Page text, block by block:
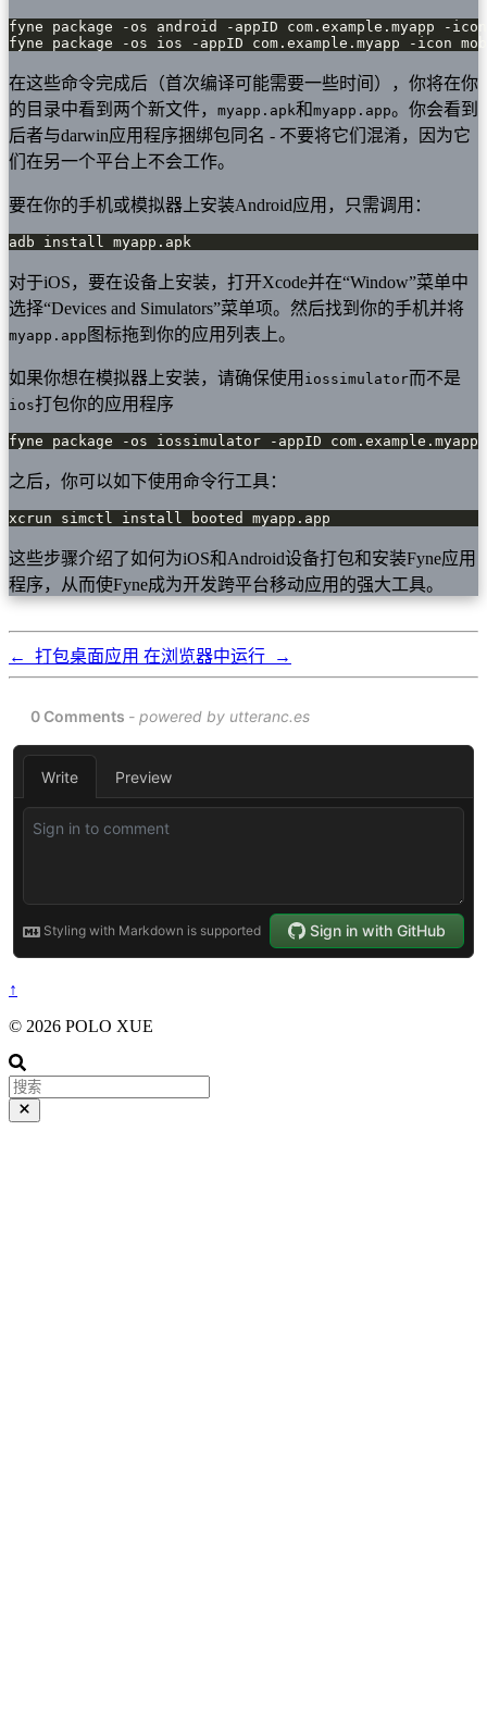
fyne package -os ios -appID com.example.myapp -icon
在这些命令完成后（首次编译可能需要一些时间），你将在你
的目录中看到两个新文件， myapp.apk和myapp.app。你会看到
后者与darwin应用程序捆绑包同名 - 不要将它们混淆，因为它
们在另一个平台上不会工作。
要在你的手机或模拟器上安装Android应用，只需调用：
adb install myapp.apk
对于iOS，要在设备上安装，打开Xcode并在“Window”菜单中
选择“Devices and Simulators”菜单项。然后找到你的手机并将
myapp.app 图标拖到你的应用列表上。
如果你想在模拟器上安装，请确保使用 iossimulator而不是
ios打包你的应用程序
fyne package -os iossimulator -appID
之后，你可以如下使用命令行工具：
xcrun simctl install booted myapp.app
这些步骤介绍了如何为iOS和Android设备打包和安装Fyne应用
程序，从而使Fyne成为开发跨平台移动应用的强大工具。
← 打包桌面应用 在浏览器中运行 →
↑
© 2026 POLO XUE